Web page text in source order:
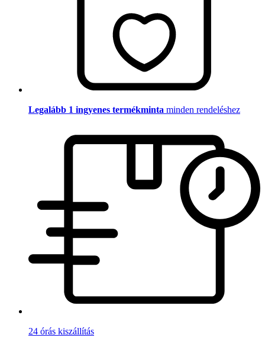
Legalább 1 ingyenes termékminta minden rendeléshez
24 órás kiszállítás